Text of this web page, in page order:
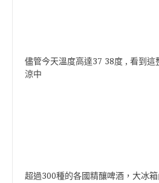
儘管今天溫度高達37 38度 , 看到這
涼中
超過300種的各國精釀啤酒，大冰